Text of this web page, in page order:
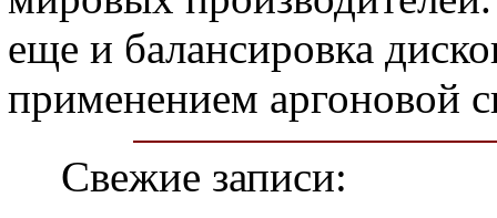
еще и балансировка
применением аргоновой
Свежие записи: